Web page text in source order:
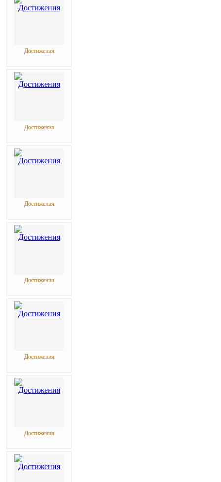
Достижения
Достижения
Достижения
Достижения
Достижения
Достижения